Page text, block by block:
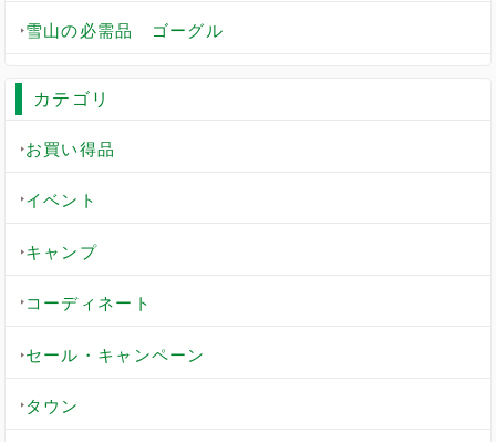
雪山の必需品 ゴーグル
カテゴリ
お買い得品
イベント
キャンプ
コーディネート
セール・キャンペーン
タウン